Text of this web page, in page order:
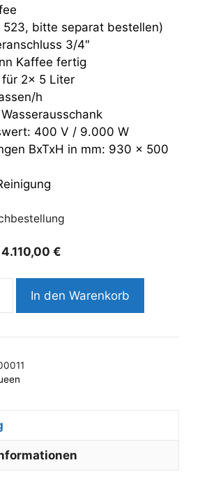
523, bitte separat bestellen)
3/4″
Kaffee fertig
2x 5 Liter
h
400 V / 9.000 W
BxTxH in mm: 930 x 500
4.110,00 €
Crem
Double
Mengenbrüher
5Ltr.
Menge
In den Warenkorb